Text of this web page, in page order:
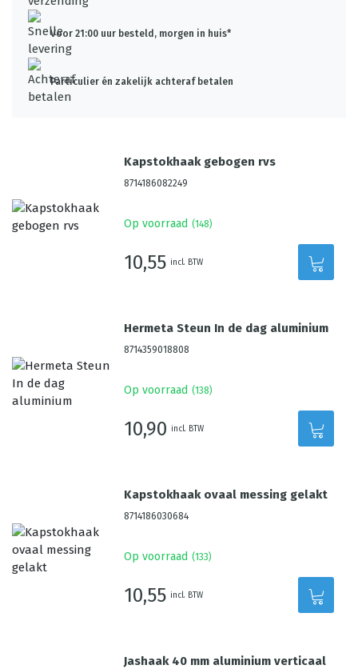
Voor 21:00 uur besteld, morgen in huis*
Particulier én zakelijk achteraf betalen
Kapstokhaak gebogen rvs
8714186082249
Op voorraad (148)
10,55 incl. BTW
Hermeta Steun In de dag aluminium
8714359018808
Op voorraad (138)
10,90 incl. BTW
Kapstokhaak ovaal messing gelakt
8714186030684
Op voorraad (133)
10,55 incl. BTW
Jashaak 40 mm aluminium verticaal